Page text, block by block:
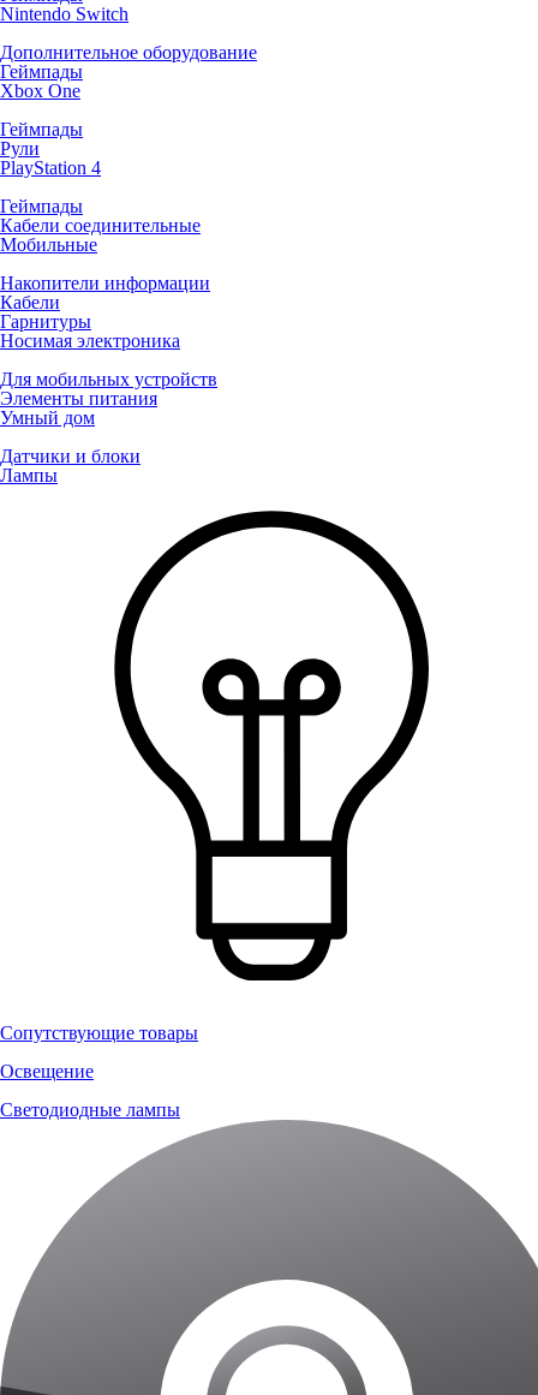
Nintendo Switch
Дополнительное оборудование
Геймпады
Xbox One
Геймпады
Рули
PlayStation 4
Геймпады
Кабели соединительные
Мобильные
Накопители информации
Кабели
Гарнитуры
Носимая электроника
Для мобильных устройств
Элементы питания
Умный дом
Датчики и блоки
Лампы
Сопутствующие товары
Освещение
Светодиодные лампы